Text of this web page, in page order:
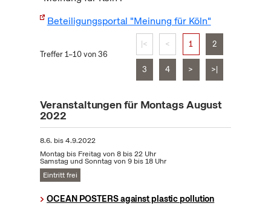
Beteiligungsportal "Meinung für Köln"
Treffer 1–10 von 36
|< < 1 2
3 4 > >|
Veranstaltungen für Montags August
2022
8.6. bis4.9.2022
Montag bis Freitag von 8 bis 22 Uhr
Samstag und Sonntag von 9 bis 18 Uhr
Eintritt frei
OCEAN POSTERS against plastic pollution